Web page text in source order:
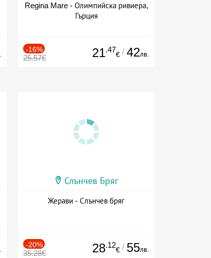
Regina Mare - Олимпийска ривиера,
Гърция
-16%
25.57€ 21.47
€ / 42лв.
Слънчев Бряг
Жерави - Слънчев бряг
-20%
35.28€ 28.12
€ / 55лв.